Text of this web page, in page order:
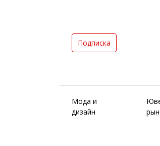
Подписка
Мода и
дизайн